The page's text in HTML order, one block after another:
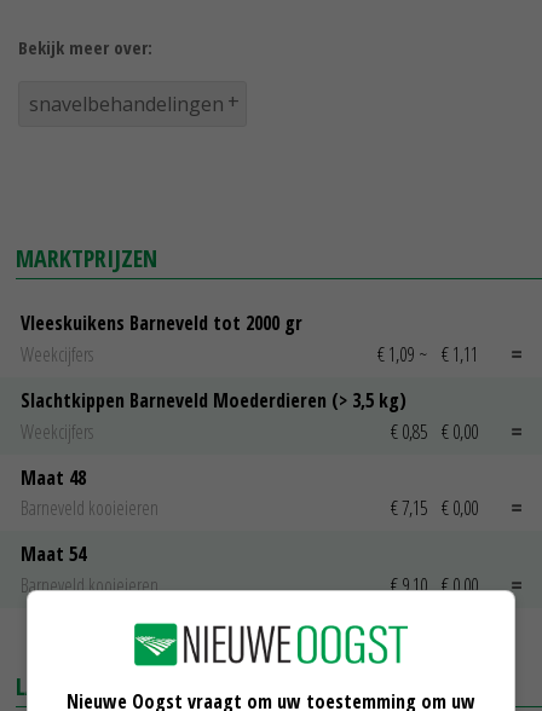
Bekijk meer over:
snavelbehandelingen
MARKTPRIJZEN
Vleeskuikens Barneveld tot 2000 gr
Weekcijfers
€ 1,09 ~ € 1,11
Slachtkippen Barneveld Moederdieren (> 3,5 kg)
Weekcijfers
€ 0,85 € 0,00
Maat 48
Barneveld kooieieren
€ 7,15 € 0,00
Maat 54
Barneveld kooieieren
€ 9,10 € 0,00
MEER MARKTPRIJZEN
LAATSTE NIEUWS
Nieuwe Oogst vraagt om uw toestemming om uw